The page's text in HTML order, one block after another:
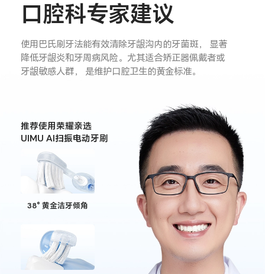
口腔科专家建议
使用巴氏刷牙法能有效清除牙龈沟内的牙菌斑，
显著
降低牙龈炎和牙周病风险。尤其适合矫正器佩戴者或
牙龈敏感人群，
是维护口腔卫生的黄金标准。
推荐使用荣耀亲选
UIMU AI扫振电动牙刷
38° 黄金洁牙倾角